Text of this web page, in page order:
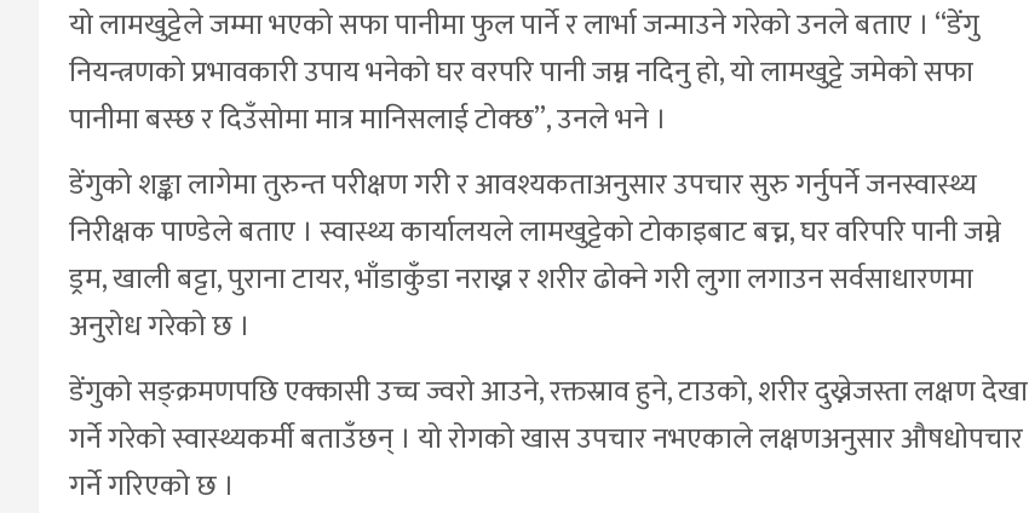
यो लामखुट्टेले जम्मा भएको सफा पानीमा फुल पार्ने र लार्भा जन्माउने गरेको उनले बताए । “डेंगु
नियन्त्रणको प्रभावकारी उपाय भनेको घर वरपरि पानी जम्न नदिनु हो, यो लामखुट्टे जमेको सफा
पानीमा बस्छ र दिउँसोमा मात्र मानिसलाई टोक्छ”, उनले भने ।
डेंगुको शङ्का लागेमा तुरुन्त परीक्षण गरी र आवश्यकताअनुसार उपचार सुरु गर्नुपर्ने जनस्वास्थ्य
निरीक्षक पाण्डेले बताए । स्वास्थ्य कार्यालयले लामखुट्टेको टोकाइबाट बच्न, घर वरिपरि पानी जम्ने
ड्रम, खाली बट्टा, पुराना टायर, भाँडाकुँडा नराख्न र शरीर ढोक्ने गरी लुगा लगाउन सर्वसाधारणमा
अनुरोध गरेको छ ।
डेंगुको सङ्क्रमणपछि एक्कासी उच्च ज्वरो आउने, रक्तस्राव हुने, टाउको, शरीर दुख्नेजस्ता लक्षण देखा
गर्ने गरेको स्वास्थ्यकर्मी बताउँछन् । यो रोगको खास उपचार नभएकाले लक्षणअनुसार औषधोपचार
गर्ने गरिएको छ ।